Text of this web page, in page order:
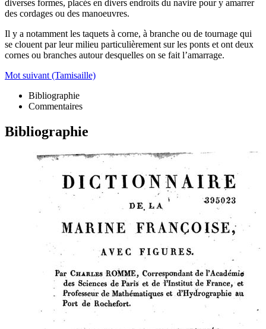
diverses formes, placés en divers endroits du navire pour y amarrer
des cordages ou des manoeuvres.
Il y a notamment les taquets à corne, à branche ou de tournage qui
se clouent par leur milieu particulièrement sur les ponts et ont deux
cornes ou branches autour desquelles on se fait l’amarrage.
Mot suivant (Tamisaille)
Bibliographie
Commentaires
Bibliographie